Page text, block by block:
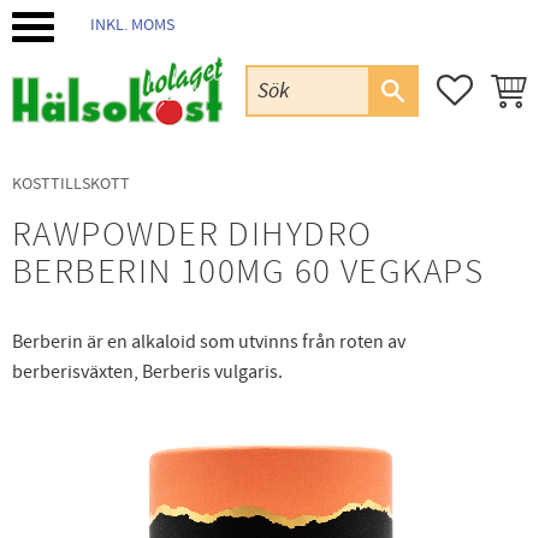
INKL. MOMS
KOSTTILLSKOTT
RAWPOWDER DIHYDRO
BERBERIN 100MG 60 VEGKAPS
Berberin är en alkaloid som utvinns från roten av
berberisväxten, Berberis vulgaris.